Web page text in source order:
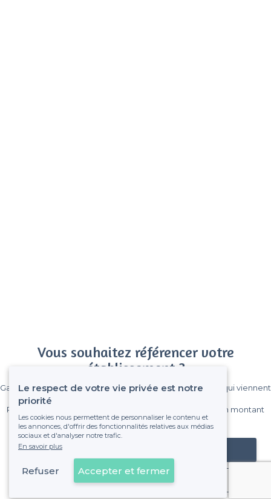
Vous souhaitez référencer votre
établissement ?
Gagnez de nombreux clients parmi le million de visiteurs qui viennent
Pas de commissions et sans engagement, vous payez un montant
fixe sans risque de voir déraper la facture.
Référencer mon établissement
Déjà client
Le respect de votre vie privée est notre
priorité
Les cookies nous permettent de personnaliser le contenu et
les annonces, d'offrir des fonctionnalités relatives aux médias
sociaux et d'analyser notre trafic.
En savoir plus
Refuser Accepter et fermer